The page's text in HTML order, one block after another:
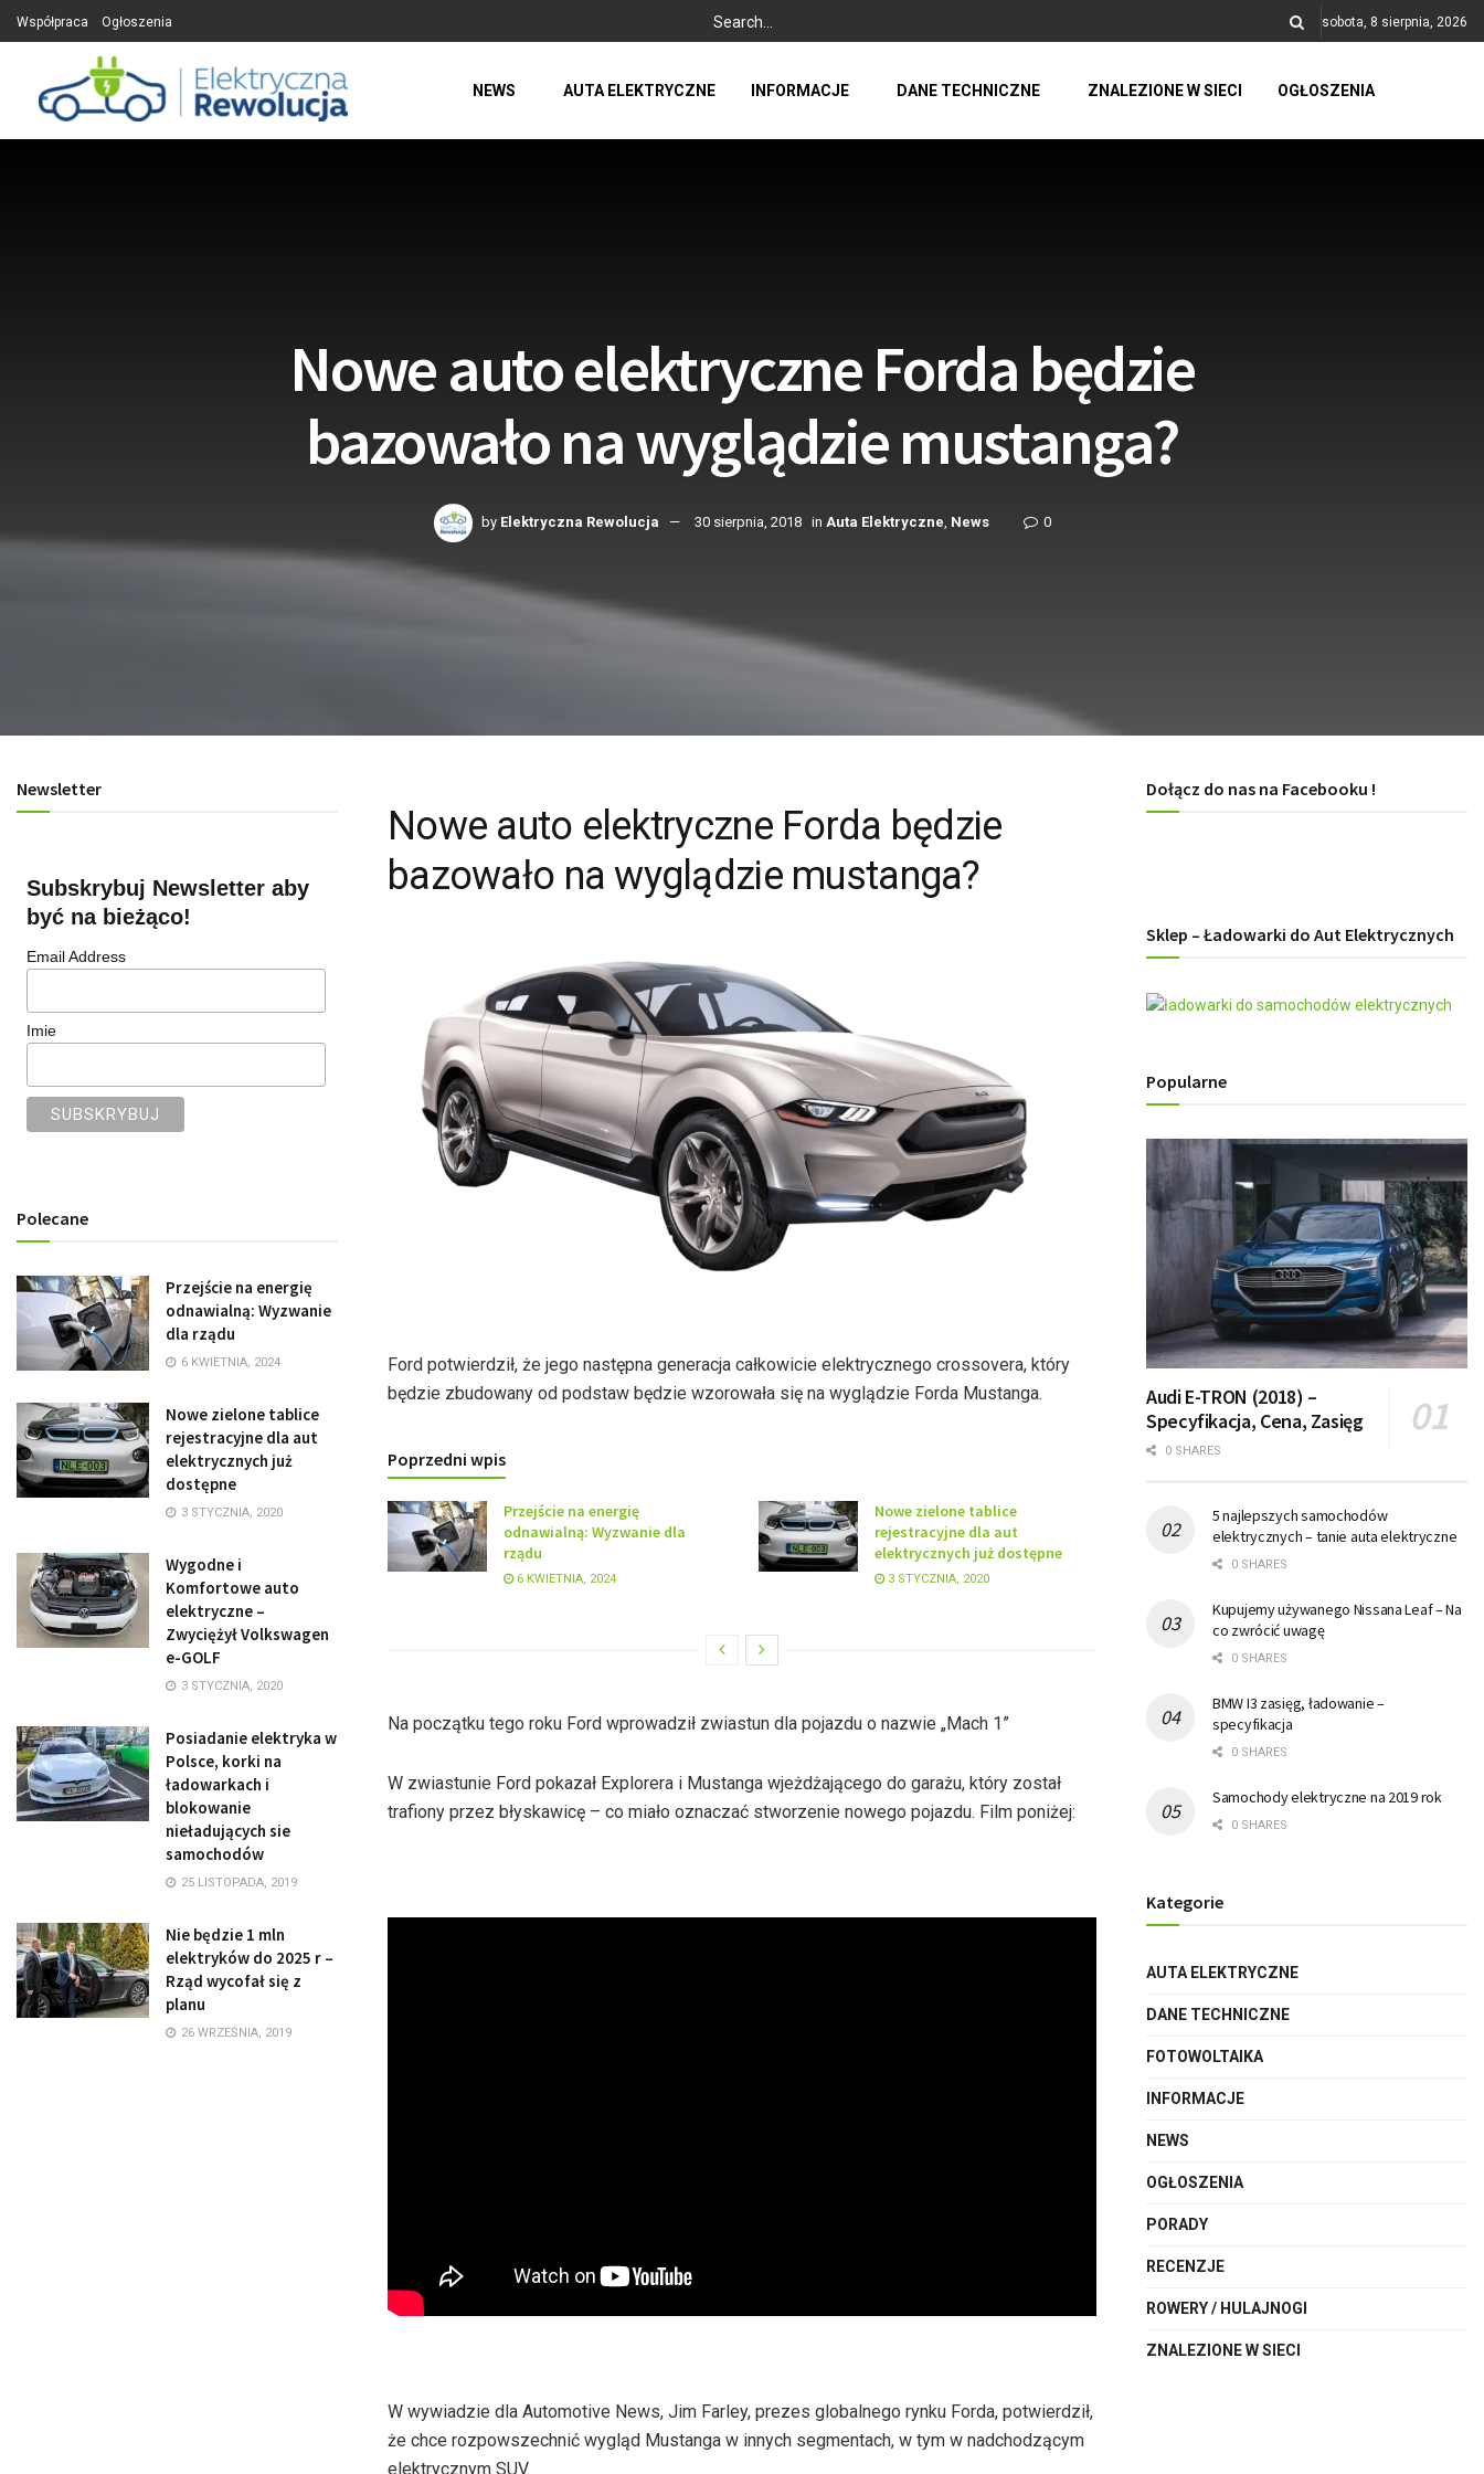
Współpraca Ogłoszenia sobota, 8 sierpnia, 2026
NEWS AUTA ELEKTRYCZNE INFORMACJE DANE TECHNICZNE ZNALEZIONE W SIECI OGŁOSZENIA
Nowe auto elektryczne Forda będzie
bazowało na wyglądzie mustanga?
by Elektryczna Rewolucja 30 sierpnia, 2018 in Auta Elektryczne, News 0
Nowe auto elektryczne Forda będzie
bazowało na wyglądzie mustanga?
Ford potwierdził, że jego następna generacja całkowicie elektrycznego crossovera, który
będzie zbudowany od podstaw będzie wzorowała się na wyglądzie Forda Mustanga.
Poprzedni wpis
Przejście na energię
odnawialną: Wyzwanie dla
rządu
6 KWIETNIA, 2024
Nowe zielone tablice
rejestracyjne dla aut
elektrycznych już dostępne
3 STYCZNIA, 2020
Na początku tego roku Ford wprowadził zwiastun dla pojazdu o nazwie „Mach 1”
W zwiastunie Ford pokazał Explorera i Mustanga wjeżdżającego do garażu, który został
trafiony przez błyskawicę – co miało oznaczać stworzenie nowego pojazdu. Film poniżej:
W wywiadzie dla Automotive News, Jim Farley, prezes globalnego rynku Forda, potwierdził,
że chce rozpowszechnić wygląd Mustanga w innych segmentach, w tym w nadchodzącym
elektrycznym SUV.
Newsletter
Subskrybuj Newsletter aby
być na bieżąco!
Email Address
Imie
Polecane
Przejście na energię
odnawialną: Wyzwanie
dla rządu
6 KWIETNIA, 2024
Nowe zielone tablice
rejestracyjne dla aut
elektrycznych już
dostępne
3 STYCZNIA, 2020
Wygodne i
Komfortowe auto
elektryczne –
Zwyciężył Volkswagen
e-GOLF
3 STYCZNIA, 2020
Posiadanie elektryka w
Polsce, korki na
ładowarkach i
blokowanie
nieładujących sie
samochodów
25 LISTOPADA, 2019
Nie będzie 1 mln
elektryków do 2025 r –
Rząd wycofał się z
planu
26 WRZEŚNIA, 2019
Dołącz do nas na Facebooku !
Sklep – Ładowarki do Aut Elektrycznych
Popularne
Audi E-TRON (2018) –
Specyfikacja, Cena, Zasięg
0 SHARES
5 najlepszych samochodów
elektrycznych – tanie auta elektryczne
0 SHARES
Kupujemy używanego Nissana Leaf – Na
co zwrócić uwagę
0 SHARES
BMW I3 zasięg, ładowanie –
specyfikacja
0 SHARES
Samochody elektryczne na 2019 rok
0 SHARES
Kategorie
AUTA ELEKTRYCZNE
DANE TECHNICZNE
FOTOWOLTAIKA
INFORMACJE
NEWS
OGŁOSZENIA
PORADY
RECENZJE
ROWERY / HULAJNOGI
ZNALEZIONE W SIECI